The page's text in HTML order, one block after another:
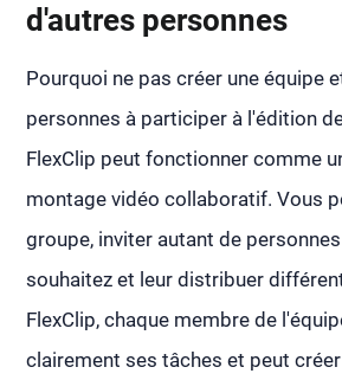
d'autres personnes
Pourquoi ne pas créer une équipe
personnes à participer à l'édition
FlexClip peut fonctionner comme
montage vidéo collaboratif. Vous
groupe, inviter autant de
souhaitez et leur distribuer
FlexClip, chaque membre de
clairement ses tâches et peut